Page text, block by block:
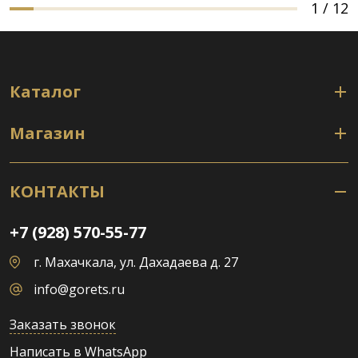
1 / 12
Каталог
Магазин
КОНТАКТЫ
+7 (928) 570-55-77
г. Махачкала, ул. Дахадаева д. 27
info@gorets.ru
Заказать звонок
Написать в WhatsApp